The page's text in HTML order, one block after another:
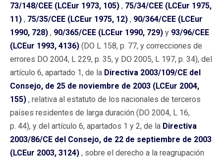
73/148/CEE (LCEur 1973, 105) , 75/34/CEE (LCEur 1975,
11) , 75/35/CEE (LCEur 1975, 12) , 90/364/CEE (LCEur
1990, 728) , 90/365/CEE (LCEur 1990, 729) y 93/96/CEE
(LCEur 1993, 4136) (DO L 158, p. 77, y correcciones de
errores DO 2004, L 229, p. 35, y DO 2005, L 197, p. 34), del
artículo 6, apartado 1, de la Directiva 2003/109/CE del
Consejo, de 25 de noviembre de 2003 (LCEur 2004,
155) , relativa al estatuto de los nacionales de terceros
países residentes de larga duración (DO 2004, L 16,
p. 44), y del artículo 6, apartados 1 y 2, de la Directiva
2003/86/CE del Consejo, de 22 de septiembre de 2003
(LCEur 2003, 3124) , sobre el derecho a la reagrupación